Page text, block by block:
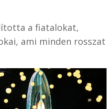
a fiatalokat,
ami minden rosszat